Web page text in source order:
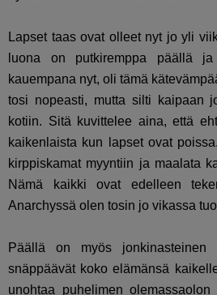
Lapset taas ovat olleet nyt jo yli
luona on putkiremppa päällä
kauempana nyt, oli tämä
tosi nopeasti, mutta silti kaipaan
kotiin. Sitä kuvittelee aina, että
kaikenlaista kun lapset ovat
kirppiskamat myyntiin ja maalata
Nämä kaikki ovat edelleen
Anarchyssä olen tosin jo vikassa
Päällä on myös jonkinasteinen
snäppäävät koko elämänsä
unohtaa puhelimen